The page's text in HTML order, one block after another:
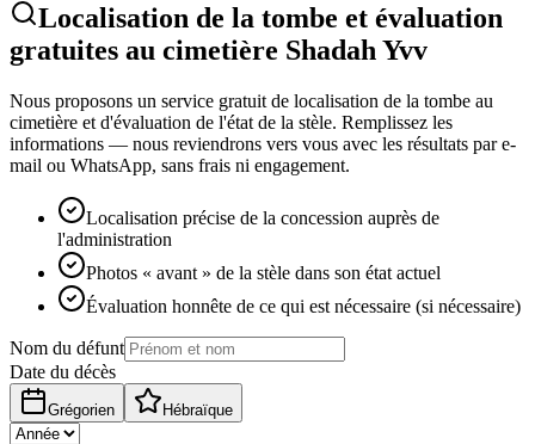
Localisation de la tombe et évaluation
gratuites au cimetière Shadah Yvv
Nous proposons un service gratuit de localisation de la tombe au
cimetière et d'évaluation de l'état de la stèle. Remplissez les
informations — nous reviendrons vers vous avec les résultats par e-
mail ou WhatsApp, sans frais ni engagement.
Localisation précise de la concession auprès de
l'administration
Photos « avant » de la stèle dans son état actuel
Évaluation honnête de ce qui est nécessaire (si nécessaire)
Nom du défunt
Date du décès
Grégorien Hébraïque